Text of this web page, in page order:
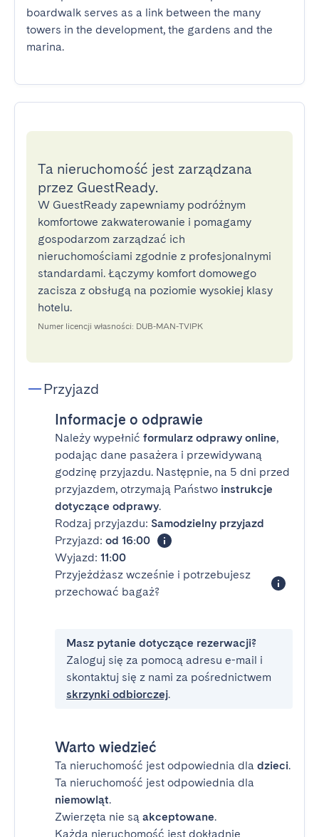
boardwalk serves as a link between the many
towers in the development, the gardens and the
marina.
Ta nieruchomość jest zarządzana
przez GuestReady.
W GuestReady zapewniamy podróżnym
komfortowe zakwaterowanie i pomagamy
gospodarzom zarządzać ich
nieruchomościami zgodnie z profesjonalnymi
standardami. Łączymy komfort domowego
zacisza z obsługą na poziomie wysokiej klasy
hotelu.
Numer licencji własności: DUB-MAN-TVIPK
Przyjazd
Informacje o odprawie
Należy wypełnić formularz odprawy online,
podając dane pasażera i przewidywaną
godzinę przyjazdu. Następnie, na 5 dni przed
przyjazdem, otrzymają Państwo instrukcje
dotyczące odprawy.
Rodzaj przyjazdu: Samodzielny przyjazd
Przyjazd: od 16:00
Wyjazd: 11:00
Przyjeżdżasz wcześnie i potrzebujesz
przechować bagaż?
Masz pytanie dotyczące rezerwacji?
Zaloguj się za pomocą adresu e-mail i
skontaktuj się z nami za pośrednictwem
skrzynki odbiorczej.
Warto wiedzieć
Ta nieruchomość jest odpowiednia dla dzieci.
Ta nieruchomość jest odpowiednia dla
niemowląt.
Zwierzęta nie są akceptowane.
Każda nieruchomość jest dokładnie